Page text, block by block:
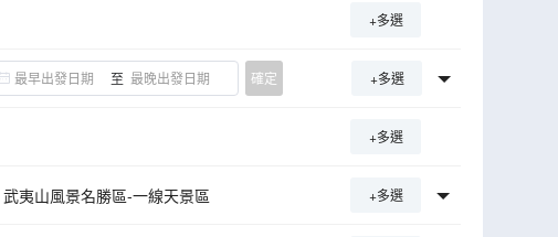
+多選
至 確定 +多選
+多選
武夷山風景名勝區-一線天景區
+多選